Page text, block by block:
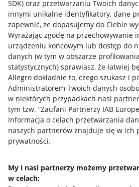
SDK) oraz przetwarzaniu Twoich
innymi unikalne identyfikatory, dane
zapewnić, że dopasujemy do Ciebie
Wyrażając zgodę na przechowywanie
urządzeniu końcowym lub dostęp do
danych (w tym w obszarze
statystycznych) sprawiasz, że łatwiej
Allegro dokładnie to, czego szukasz i
Administratorem Twoich danych
w niektórych przypadkach nasi
tym tzw. “Zaufani Partnerzy IAB
Informacja o celach przetwarzania
naszych partnerów znajduje się w ich
prywatności.
My i nasi partnerzy możemy
w celach:
Przydatne informacje
Jak to działa
Napisz do nas
Allegro Gadane dla sprzedających
Mapa miejscowości